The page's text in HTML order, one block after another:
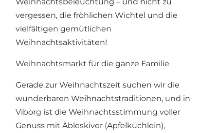
Weihnachtsbeleuchtung – und nicht zu
vergessen, die fröhlichen Wichtel und die
vielfältigen gemütlichen
Weihnachtsaktivitäten!
Weihnachtsmarkt für die ganze Familie
Gerade zur Weihnachtszeit suchen wir die
wunderbaren Weihnachtstraditionen, und in
Viborg ist die Weihnachtsstimmung voller
Genuss mit Äbleskiver (Apfelküchlein),